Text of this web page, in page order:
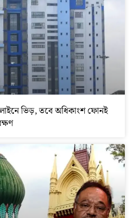
ভিড়, তবে অধিকাংশ ফোনই